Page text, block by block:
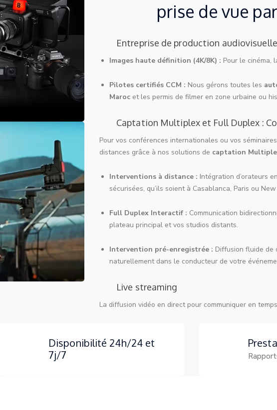
prise de vue
Entreprise de production
Images haute définition (4K/8K) : Pour le cinéma,
Pilotes certifiés CCM : Nous gérons toutes les
Maroc et les permis de filmer en zone urbaine ou
Captation Multiplex et Full Duplex :
Pour vos conférences internationales ou vos
distances grâce à nos solutions de captation
Interventions à distance : Intégration d’orateurs
sécurisées, qu’ils soient à Casablanca, Paris ou New
Full Duplex Interactif : Communication
plateau principal et vos studios distants.
Intervention pré-enregistrée : Diffusion fluide de
naturellement dans le conducteur de votre
Live streaming
La diffusion vidéo en direct pour communiquer en
Disponibilité 24h/24 et
7j/7